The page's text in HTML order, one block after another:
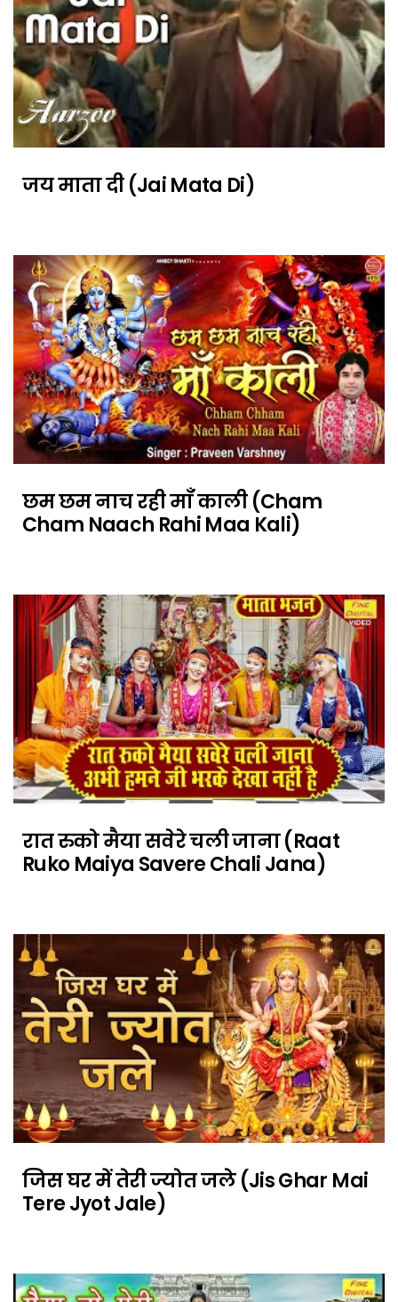
जय माता दी (Jai Mata Di)
छम छम नाच रही माँ काली (Cham
Cham Naach Rahi Maa Kali)
रात रुको मैया सवेरे चली जाना (Raat
Ruko Maiya Savere Chali Jana)
जिस घर में तेरी ज्योत जले (Jis Ghar Mai
Tere Jyot Jale)